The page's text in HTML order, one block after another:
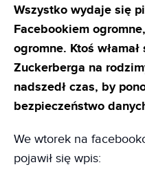
Wszystko wydaje się
Facebookiem
ogromne. Ktoś
Zuckerberga na
nadszedł czas, by
bezpieczeństwo
We wtorek na
pojawił się wpis: